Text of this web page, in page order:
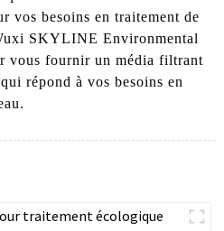
vos besoins en traitement de
SKYLINE Environmental
vous fournir un média filtrant
répond à vos besoins en